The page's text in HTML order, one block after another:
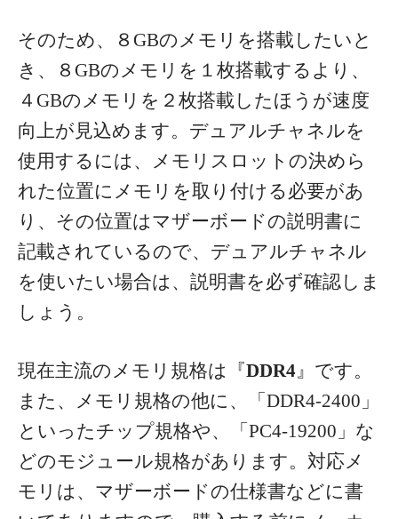
そのため、８GBのメモリを搭載したいと
き、８GBのメモリを１枚搭載するより、
４GBのメモリを２枚搭載したほうが速度
向上が見込めます。 デュアルチャネルを
使用するには、メモリスロットの決めら
れた位置にメモリを取り付ける必要があ
り、その位置はマザーボードの説明書に
記載されているので、デュアルチャネル
を使いたい場合は、説明書を必ず確認しま
しょう。
現在主流のメモリ規格は『DDR4』です。
また、メモリ規格の他に、「DDR4-2400」
といったチップ規格や、「PC4-19200」な
どのモジュール規格があります。対応メ
モリは、マザーボードの仕様書などに書